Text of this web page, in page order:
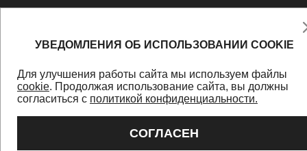
УВЕДОМЛЕНИЯ ОБ ИСПОЛЬЗОВАНИИ COOKIE
Для улучшения работы сайта мы используем файлы
cookie. Продолжая использование сайта, вы должны
согласиться с политикой конфиденциальности.
СОГЛАСЕН